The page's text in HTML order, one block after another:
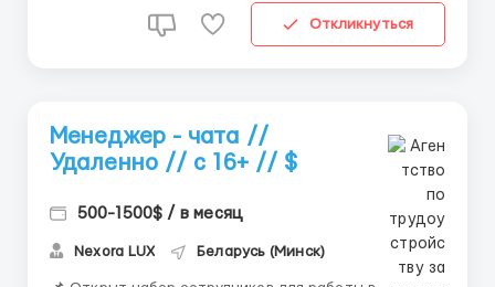
Откликнуться
Менеджер - чата //
Удаленно // с 16+ // $
500-1500$ / в месяц
Nexora LUX Беларусь (Минск)